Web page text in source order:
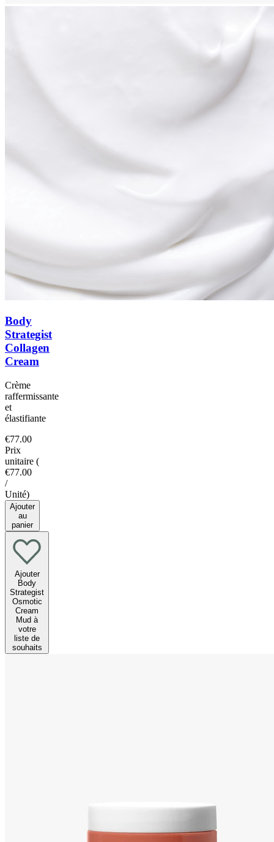
Body
Strategist
Collagen
Cream
Crème
raffermissante
et
élastifiante
€77.00
Prix
unitaire (
€77.00
/
Unité)
Ajouter
au
panier
Ajouter
Body
Strategist
Osmotic
Cream
Mud à
votre
liste de
souhaits